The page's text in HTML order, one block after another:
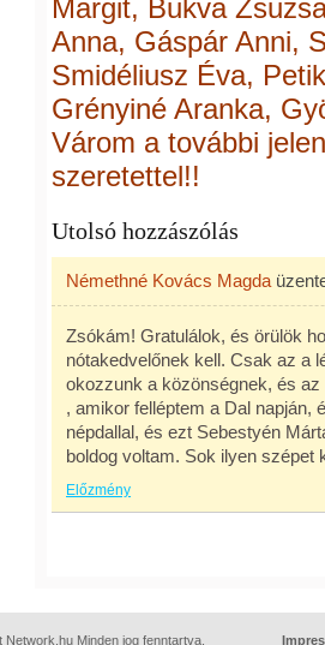
Margit, Bukva
Anna, Gáspár Anni,
Smidéliusz Éva,
Grényiné Aranka,
Várom a további
szeretettel!!
Utolsó hozzászólás
Némethné Kovács Magda
Zsókám! Gratulálok, és örülök
nótakedvelőnek kell. Csak az a
okozzunk a közönségnek, és
, amikor felléptem a Dal napján,
népdallal, és ezt Sebestyén
boldog voltam. Sok ilyen szépet
Előzmény
Minden jog fenntartva.